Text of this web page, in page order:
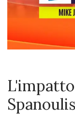
Spanoulis